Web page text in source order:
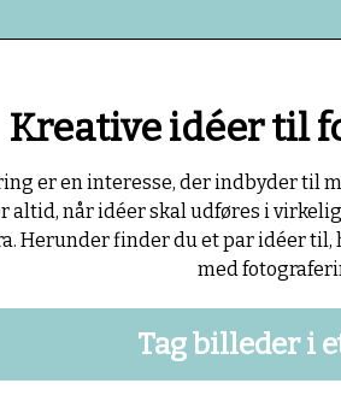
Kreative idéer til
er en interesse, der indbyder til
altid, når idéer skal udføres i
Herunder finder du et par idéer
med
Tag billeder i